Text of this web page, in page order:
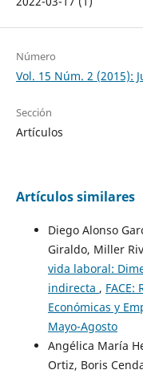
Número
Vol. 15 Núm. 2 (2015):
Sección
Artículos
Artículos similares
Diego Alonso
Giraldo, Miller
vida laboral:
indirecta , FACE:
Económicas y
Mayo-Agosto
Angélica María
Ortiz, Boris